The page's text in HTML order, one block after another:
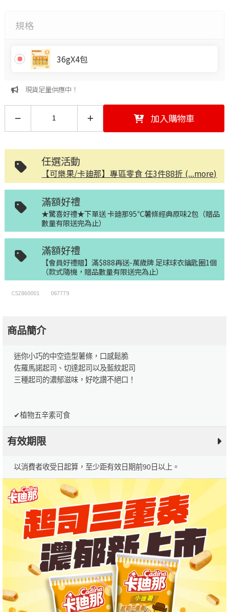
規格
36gX4包
現貨足量供應中！
加入購物車
任選活動
【可樂果/卡廸那】專區零食 任3件88折 (...more)
滿額好禮
★驚喜好禮★下單送 卡廸那95℃薯條經典原味2包（贈品
數量有限送完為止）
滿額好禮
【會員好禮贈】滿$888再送-萬歲牌 足球球衣鑰匙圈1個
（款式隨機，贈品數量有限送完為止）
C52860001 067779
商品簡介
迷你小巧的中空造型薯條，口感鬆脆
佐羅馬諾起司、切達起司以及藍紋起司
三種起司的濃郁滋味，好吃讚不絕口！
✔植物五辛素可食
有效期限
以消費者收受日起算，至少距有效日期前90日以上。